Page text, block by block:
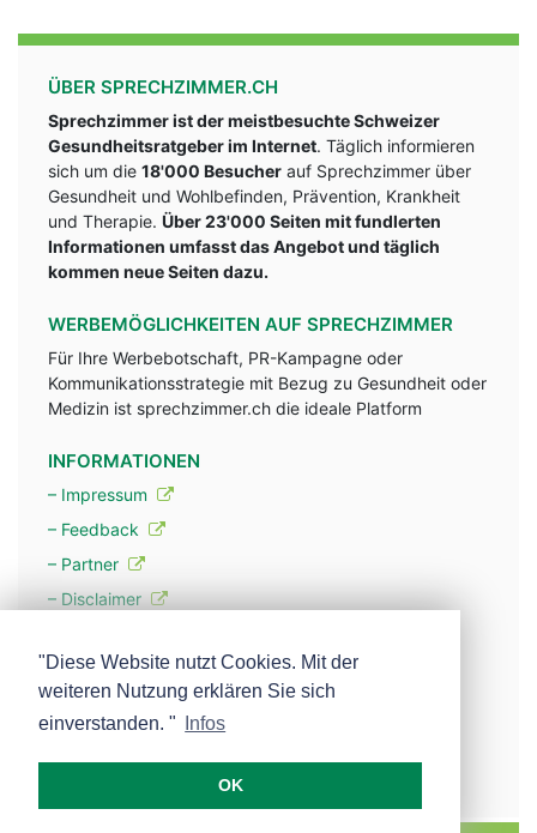
ÜBER SPRECHZIMMER.CH
Sprechzimmer ist der meistbesuchte Schweizer
Gesundheitsratgeber im Internet. Täglich informieren
sich um die 18'000 Besucher auf Sprechzimmer über
Gesundheit und Wohlbefinden, Prävention, Krankheit
und Therapie. Über 23'000 Seiten mit fundlerten
Informationen umfasst das Angebot und täglich
kommen neue Seiten dazu.
WERBEMÖGLICHKEITEN AUF SPRECHZIMMER
Für Ihre Werbebotschaft, PR-Kampagne oder
Kommunikationsstrategie mit Bezug zu Gesundheit oder
Medizin ist sprechzimmer.ch die ideale Platform
INFORMATIONEN
– Impressum
– Feedback
– Partner
– Disclaimer
– Werbung
– Mehr über unsere Experten
"Diese Website nutzt Cookies. Mit der
weiteren Nutzung erklären Sie sich
einverstanden. "
Infos
OK